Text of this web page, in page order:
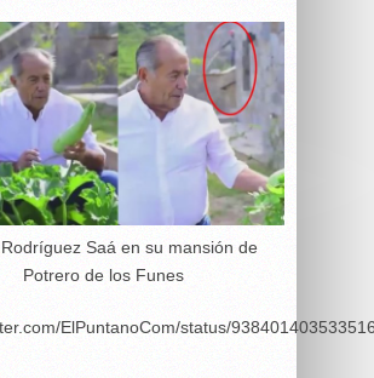
Saá en su mansión de
Potrero de los Funes
ElPuntanoCom/status/